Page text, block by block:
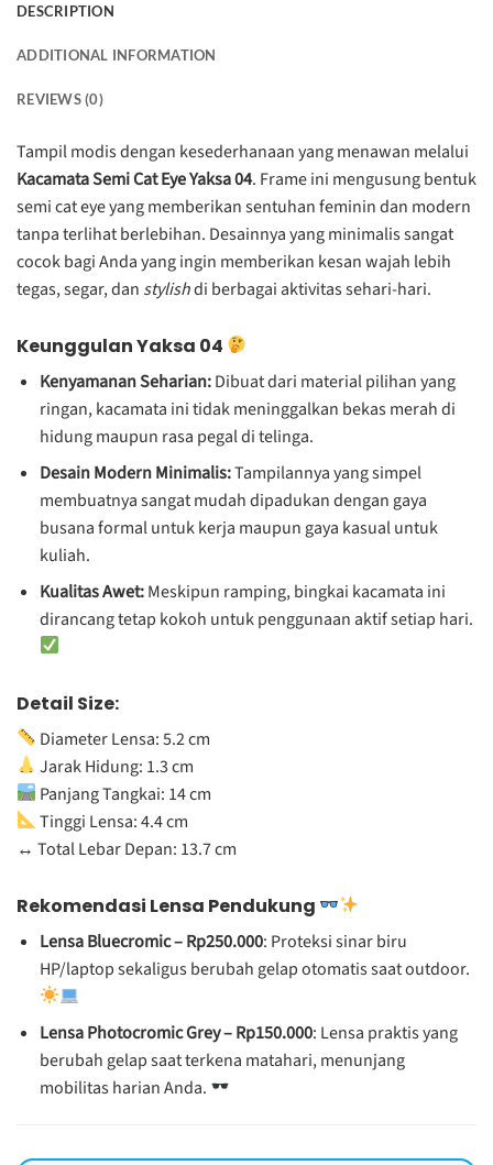
DESCRIPTION
ADDITIONAL INFORMATION
REVIEWS (0)
Tampil modis dengan kesederhanaan yang menawan melalui
Kacamata Semi Cat Eye Yaksa 04. Frame ini mengusung bentuk
semi cat eye yang memberikan sentuhan feminin dan modern
tanpa terlihat berlebihan. Desainnya yang minimalis sangat
cocok bagi Anda yang ingin memberikan kesan wajah lebih
tegas, segar, dan stylishdi berbagai aktivitas sehari-hari.
Keunggulan Yaksa 04
Kenyamanan Seharian:Dibuat dari material pilihan yang
ringan, kacamata ini tidak meninggalkan bekas merah di
hidung maupun rasa pegal di telinga.
Desain Modern Minimalis:Tampilannya yang simpel
membuatnya sangat mudah dipadukan dengan gaya
busana formal untuk kerja maupun gaya kasual untuk
kuliah.
Kualitas Awet:Meskipun ramping, bingkai kacamata ini
dirancang tetap kokoh untuk penggunaan aktif setiap hari.
Detail Size:
Diameter Lensa: 5.2 cm
Jarak Hidung: 1.3 cm
Panjang Tangkai: 14 cm
Tinggi Lensa: 4.4 cm
↔️ Total Lebar Depan: 13.7 cm
Rekomendasi Lensa Pendukung
Lensa Bluecromic – Rp250.000: Proteksi sinar biru
HP/laptop sekaligus berubah gelap otomatis saat outdoor.
Lensa Photocromic Grey – Rp150.000: Lensa praktis yang
berubah gelap saat terkena matahari, menunjang
mobilitas harian Anda.